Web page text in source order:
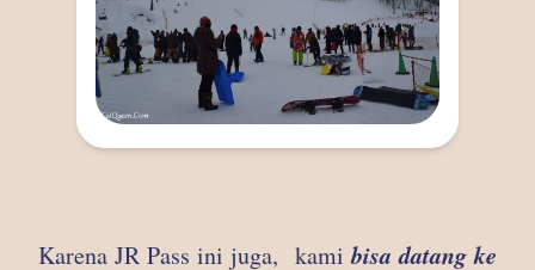
Karena JR Pass ini juga, kamibisa datang ke